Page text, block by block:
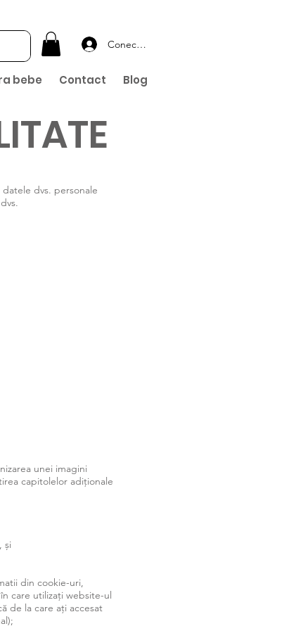
Conectează-te
bebe Contact Blog
dvs. personale
unei imagini
capitolelor adiționale
și
din cookie-uri,
care utilizați website-ul
de la care ați accesat